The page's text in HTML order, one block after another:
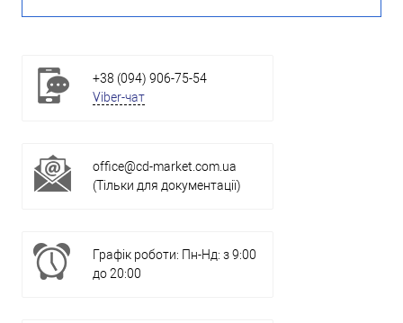
+38 (094) 906-75-54
Viber-чат
office@cd-market.com.ua
(Тільки для документації)
Графік роботи: Пн-Нд: з 9:00
до 20:00